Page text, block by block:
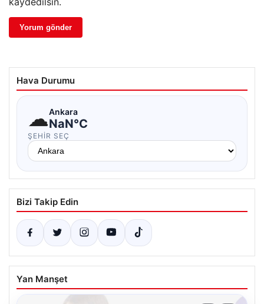
Hava Durumu
☁Ankara
NaN°C
ŞEHIR SEÇ
Bizi Takip Edin
Yan Manşet